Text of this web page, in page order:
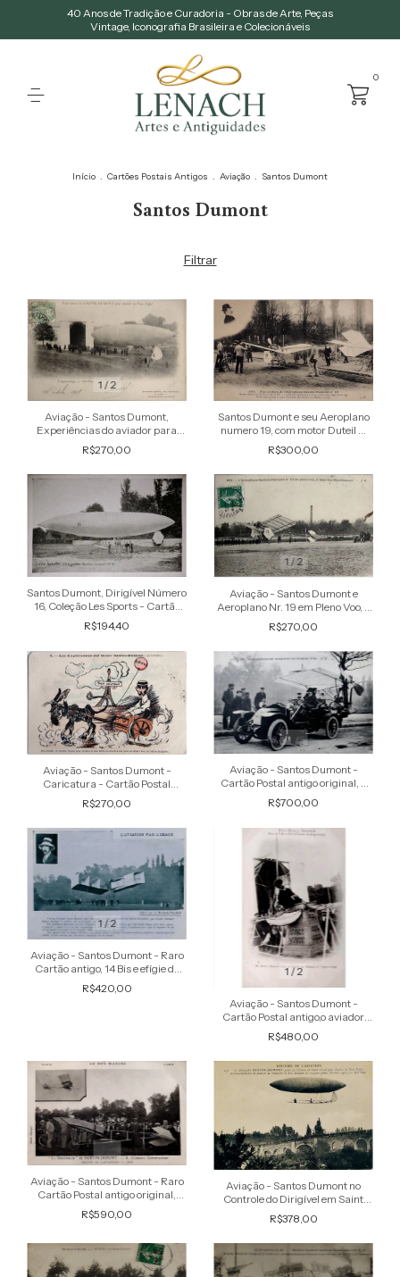
40 Anos de Tradição e Curadoria - Obras de Arte, Peças
Vintage, Iconografia Brasileira e Colecionáveis
0
Início . Cartões Postais Antigos . Aviação . Santos Dumont
Santos Dumont
Filtrar
1 /2
Aviação - Santos Dumont,
Experiências do aviador para
contornar a Torre Eiffel,
Aparelhagem de um dirigível –
R$270,00
Santos Dumont e seu Aeroplano
numero 19, com motor Duteil &
Chalmers, Cartão Postal antigo
original com efígie do aviado
R$300,00
Santos Dumont, Dirigível Número
16, Coleção Les Sports - Cartão
Postal Antigo Original
R$194,40
1/2
Aviação - Santos Dumont e
Aeroplano Nr. 19 em Pleno Voo, -
Cartão Postal Antigo Original,
Circulado
R$270,00
Aviação - Santos Dumont -
Caricatura - Cartão Postal
Antigo, Não Circulado
R$270,00
1/ 2
Aviação - Santos Dumont -
Cartão Postal antigo original, o
aviador transportando seu
aeroplano 19 Bis
R$700,00
1/2
Aviação - Santos Dumont - Raro
Cartão antigo, 14 Bis e efígie do
aviador, publicidade de Elixir de
Virginie Nyrdahl
R$420,00
1/2
Aviação - Santos Dumont -
Cartão Postal antigo,o aviador
dentro da cesta no momento da
aparelhagem para o Premio
R$480,00
2
Aviação - Santos Dumont - Raro
Cartão Postal antigo original,
imagem do aviador à frente de
seu La Demoiselle
R$590,00
Aviação - Santos Dumont no
Controle do Dirigível em Saint
Cloud - Raro Cartão Postal antigo
original
R$378,00